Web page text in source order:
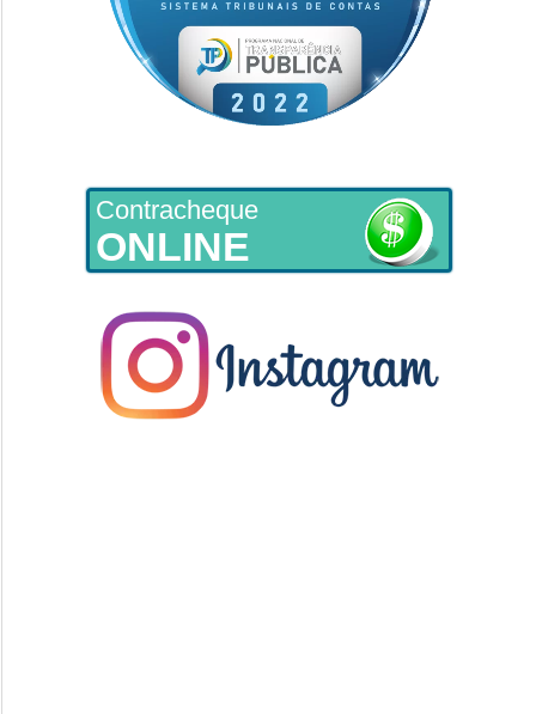
Contracheque
ONLINE